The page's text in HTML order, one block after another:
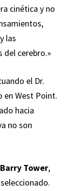
cinética y no
las
del cerebro.»
el Dr.
en West Point.
hacia
no son
Barry Tower,